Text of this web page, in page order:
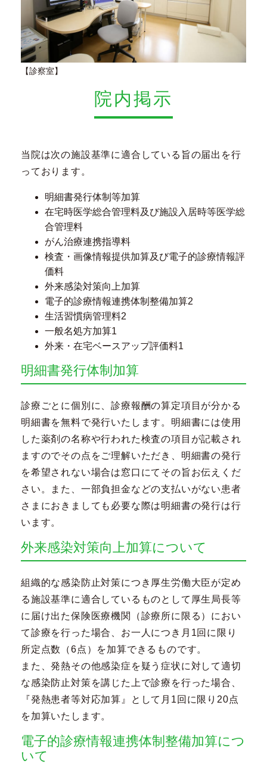
【診察室】
院内掲示
当院は次の施設基準に適合している旨の届出を行
っております。
明細書発行体制等加算
在宅時医学総合管理料及び施設入居時等医学総
合管理料
がん治療連携指導料
検査・画像情報提供加算及び電子的診療情報評
価料
外来感染対策向上加算
電子的診療情報連携体制整備加算2
生活習慣病管理料2
一般名処方加算1
外来・在宅ベースアップ評価料1
明細書発行体制加算
診療ごとに個別に、診療報酬の算定項目が分かる
明細書を無料で発行いたします。明細書には使用
した薬剤の名称や行われた検査の項目が記載され
ますのでその点をご理解いただき、明細書の発行
を希望されない場合は窓口にてその旨お伝えくだ
さい。また、一部負担金などの支払いがない患者
さまにおきましても必要な際は明細書の発行は行
います。
外来感染対策向上加算について
組織的な感染防止対策につき厚生労働大臣が定め
る施設基準に適合しているものとして厚生局長等
に届け出た保険医療機関（診療所に限る）におい
て診療を行った場合、お一人につき月1回に限り
所定点数（6点）を加算できるものです。
また、発熱その他感染症を疑う症状に対して適切
な感染防止対策を講じた上で診療を行った場合、
『発熱患者等対応加算』として月1回に限り20点
を加算いたします。
電子的診療情報連携体制整備加算につ
いて